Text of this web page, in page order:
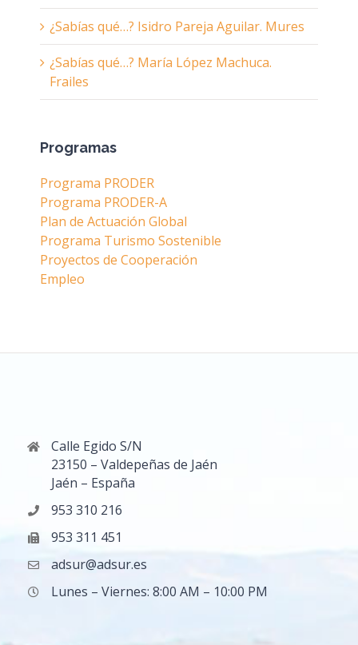
¿Sabías qué…? Isidro Pareja Aguilar. Mures
¿Sabías qué…? María López Machuca.
Frailes
Programas
Programa PRODER
Programa PRODER-A
Plan de Actuación Global
Programa Turismo Sostenible
Proyectos de Cooperación
Empleo
Calle Egido S/N
23150 – Valdepeñas de Jaén
Jaén – España
953 310 216
953 311 451
adsur@adsur.es
Lunes – Viernes: 8:00 AM – 10:00 PM